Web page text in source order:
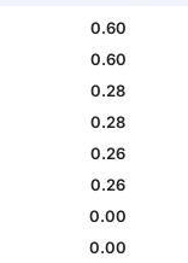
0.60
0.60
0.28
0.28
0.26
0.26
0.00
0.00